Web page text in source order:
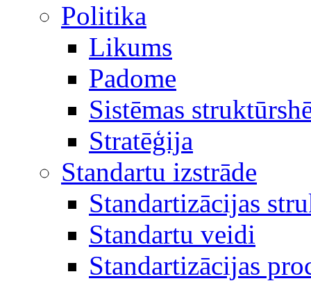
Politika
Likums
Padome
Sistēmas
Stratēģija
Standartu izstrāde
Standartizācijas
Standartu veidi
Standartizācijas